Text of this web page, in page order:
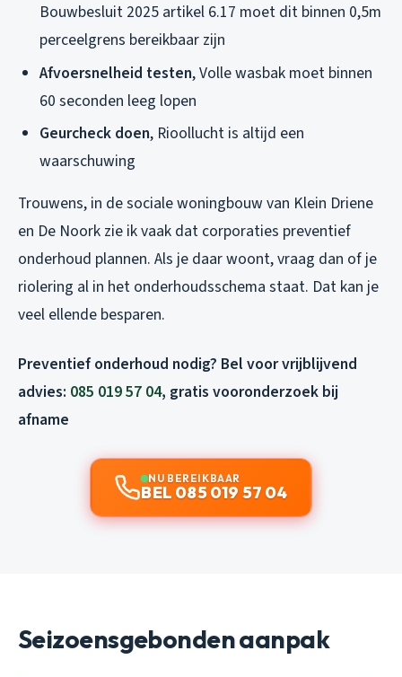
Bouwbesluit 2025 artikel 6.17 moet dit binnen 0,5m
perceelgrens bereikbaar zijn
Afvoersnelheid testen, Volle wasbak moet binnen
60 seconden leeg lopen
Geurcheck doen, Rioollucht is altijd een
waarschuwing
Trouwens, in de sociale woningbouw van Klein Driene
en De Noork zie ik vaak dat corporaties preventief
onderhoud plannen. Als je daar woont, vraag dan of je
riolering al in het onderhoudsschema staat. Dat kan je
veel ellende besparen.
Preventief onderhoud nodig? Bel voor vrijblijvend
advies: 085 019 57 04, gratis vooronderzoek bij
afname
NU BEREIKBAAR
BEL 085 019 57 04
Seizoensgebonden aanpak